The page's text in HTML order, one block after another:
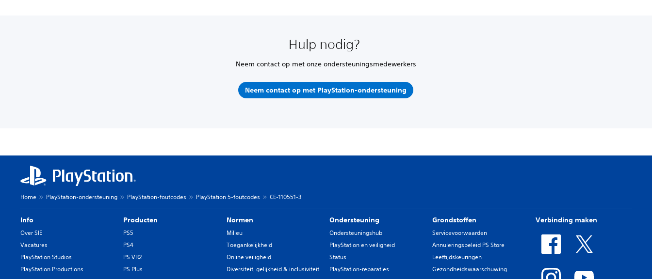
Hulp nodig?
Neem contact op met onze ondersteuningsmedewerkers
Neem contact op met PlayStation-ondersteuning
Home PlayStation-ondersteuning PlayStation-foutcodes PlayStation 5-foutcodes CE-110551-3
Info
Over SIE
Vacatures
PlayStation Studios
PlayStation Productions
Producten
PS5
PS4
PS VR2
PS Plus
Normen
Milieu
Toegankelijkheid
Online veiligheid
Diversiteit, gelijkheid & inclusiviteit
Ondersteuning
Ondersteuningshub
PlayStation en veiligheid
Status
PlayStation-reparaties
Grondstoffen
Servicevoorwaarden
Annuleringsbeleid PS Store
Leeftijdskeuringen
Gezondheidswaarschuwing
Verbinding maken